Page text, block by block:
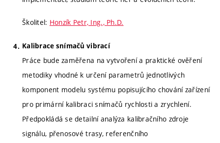
Školitel: Honzík Petr, Ing., Ph.D.
Kalibrace snímačů vibrací
Práce bude zaměřena na vytvoření a praktické ověření
metodiky vhodné k určení parametrů jednotlivých
komponent modelu systému popisujícího chování zařízení
pro primární kalibraci snímačů rychlosti a zrychlení.
Předpokládá se detailní analýza kalibračního zdroje
signálu, přenosové trasy, referenčního